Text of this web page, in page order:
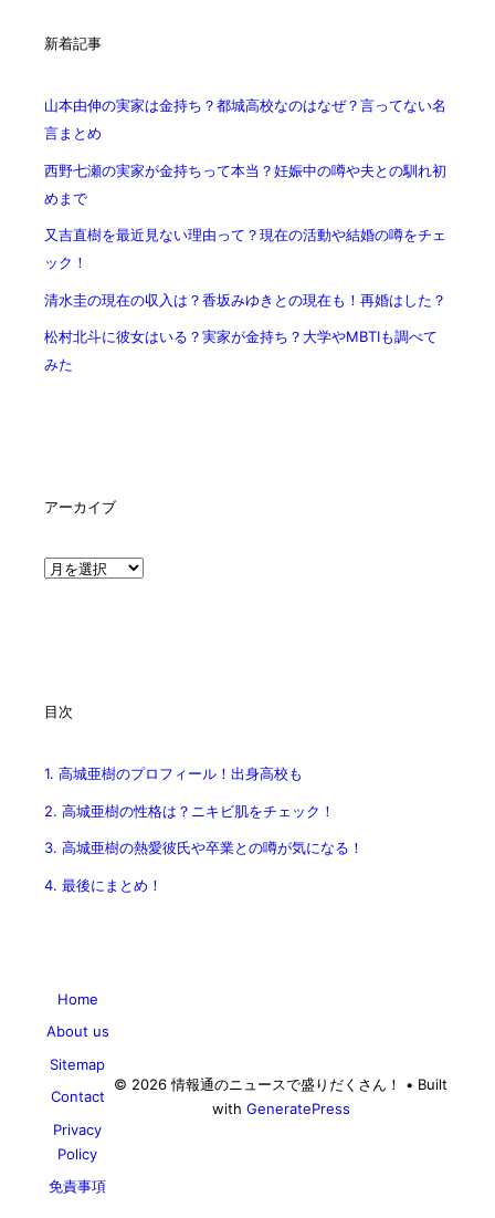
新着記事
山本由伸の実家は金持ち？都城高校なのはなぜ？言ってない名
言まとめ
西野七瀬の実家が金持ちって本当？妊娠中の噂や夫との馴れ初
めまで
又吉直樹を最近見ない理由って？現在の活動や結婚の噂をチェ
ック！
清水圭の現在の収入は？香坂みゆきとの現在も！再婚はした？
松村北斗に彼女はいる？実家が金持ち？大学やMBTIも調べて
みた
アーカイブ
ア
ー
目次
1. 高城亜樹のプロフィール！出身高校も
2. 高城亜樹の性格は？ニキビ肌をチェック！
3. 高城亜樹の熱愛彼氏や卒業との噂が気になる！
4. 最後にまとめ！
Home
About us
Sitemap
Contact
Privacy
Policy
免責事項
© 2026 情報通のニュースで盛りだくさん！
• Built
with GeneratePress